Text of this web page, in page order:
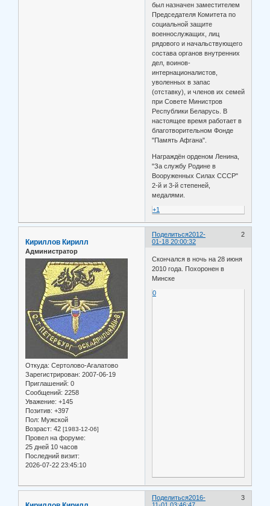
был назначен заместителем
Председателя Комитета по
социальной защите
военнослужащих, лиц
рядового и начальствующего
состава органов внутренних
дел, воинов-
интернационалистов,
уволенных в запас
(отставку), и членов их семей
при Совете Министров
Республики Беларусь. В
настоящее время работает в
благотворительном Фонде
"Память Афгана".
Награждён орденом Ленина,
"За службу Родине в
Вооруженных Силах СССР"
2-й и 3-й степеней,
медалями.
+1
Поделиться 2
2012-
01-18 20:00:32
Кириллов Кирилл
Администратор
Откуда: Сертолово-Агалатово
Зарегистрирован: 2007-06-19
Приглашений: 0
Сообщений: 2258
Уважение: +145
Позитив: +397
Пол: Мужской
Возраст: 42 [1983-12-06]
Провел на форуме:
25 дней 10 часов
Последний визит:
2026-07-22 23:45:10
Скончался в ночь на 28 июня
2010 года. Похоронен в
Минске
0
Поделиться 3
2016-